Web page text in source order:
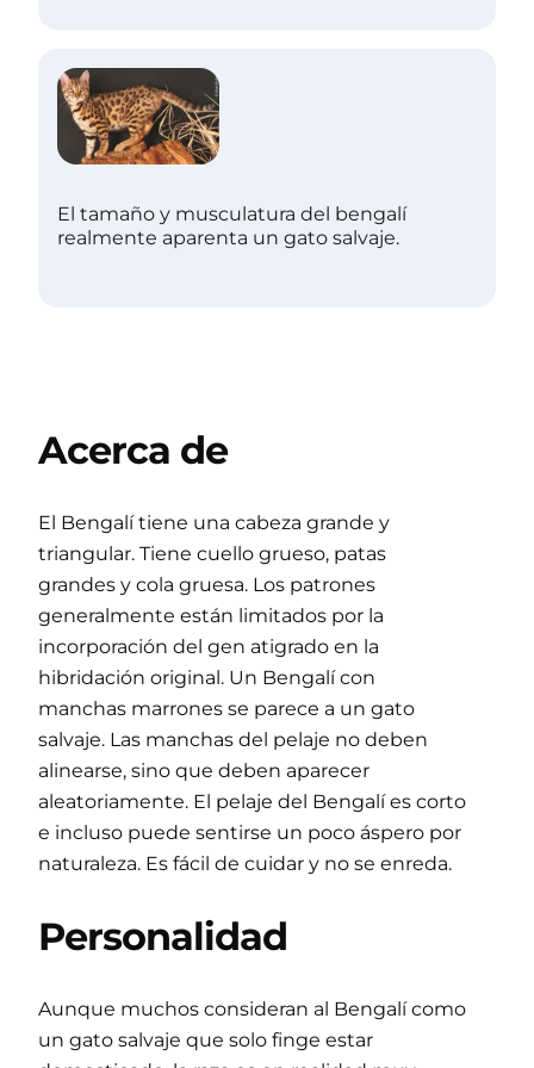
El tamaño y musculatura del bengalí
realmente aparenta un gato salvaje.
Acerca de
El Bengalí tiene una cabeza grande y
triangular. Tiene cuello grueso, patas
grandes y cola gruesa. Los patrones
generalmente están limitados por la
incorporación del gen atigrado en la
hibridación original. Un Bengalí con
manchas marrones se parece a un gato
salvaje. Las manchas del pelaje no deben
alinearse, sino que deben aparecer
aleatoriamente. El pelaje del Bengalí es corto
e incluso puede sentirse un poco áspero por
naturaleza. Es fácil de cuidar y no se enreda.
Personalidad
Aunque muchos consideran al Bengalí como
un gato salvaje que solo finge estar